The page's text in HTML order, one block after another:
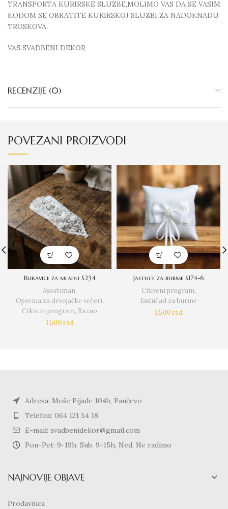
TRANSPORTA KURIRSKE SLUZBE,MOLIMO VAS DA SE VASIM
KODOM SE OBRATITE KURIRSKOJ SLUZBI ZA NADOKNADU
TROSKOVA.
VAS SVADBENI DEKOR
RECENZIJE (0)
POVEZANI PROIZVODI
Rukavice za mladu S234
Asortiman,
Oprema za devojačke večeri,
Crkveni program, Razno
1.500rsd
Jastuce za burme S174-6
Crkveni program,
Jastučad za burme
1.500rsd
Adresa: Moše Pijade 104b, Pančevo
Telefon: 064 121 54 18
E-mail: svadbenidekor@gmail.com
Pon-Pet: 9-19h, Sub. 9-15h, Ned. Ne radimo
NAJNOVIJE OBJAVE
Prodavnica